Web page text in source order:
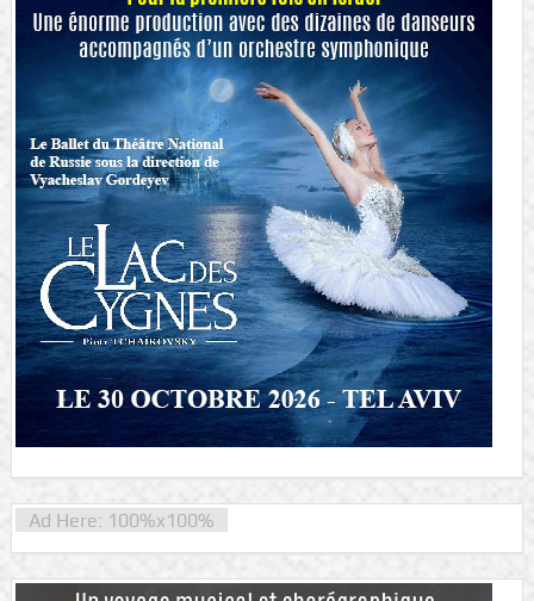
Ad Here: 100%x100%